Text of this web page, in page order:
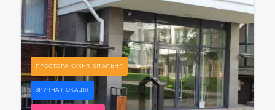
ПРОСТОРА КУХНЯ-ВІТАЛЬНЯ
ЗРУЧНА ЛОКАЦІЯ